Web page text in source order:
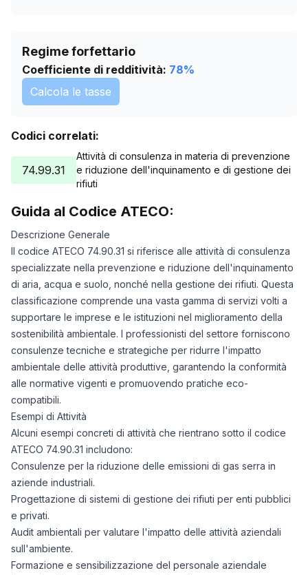
Regime forfettario
Coefficiente di redditività: 78%
Calcola le tasse
Codici correlati:
74.99.31
Attività di consulenza in materia di prevenzione
e riduzione dell'inquinamento e di gestione dei
rifiuti
Guida al Codice ATECO:
Descrizione Generale
Il codice ATECO 74.90.31 si riferisce alle attività di consulenza
specializzate nella prevenzione e riduzione dell'inquinamento
di aria, acqua e suolo, nonché nella gestione dei rifiuti. Questa
classificazione comprende una vasta gamma di servizi volti a
supportare le imprese e le istituzioni nel miglioramento della
sostenibilità ambientale. I professionisti del settore forniscono
consulenze tecniche e strategiche per ridurre l'impatto
ambientale delle attività produttive, garantendo la conformità
alle normative vigenti e promuovendo pratiche eco-
compatibili.
Esempi di Attività
Alcuni esempi concreti di attività che rientrano sotto il codice
ATECO 74.90.31 includono:
Consulenze per la riduzione delle emissioni di gas serra in
aziende industriali.
Progettazione di sistemi di gestione dei rifiuti per enti pubblici
e privati.
Audit ambientali per valutare l'impatto delle attività aziendali
sull'ambiente.
Formazione e sensibilizzazione del personale aziendale